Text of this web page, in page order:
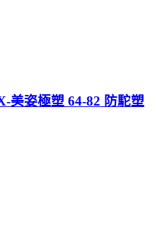
美姿極塑 64-82 防駝塑